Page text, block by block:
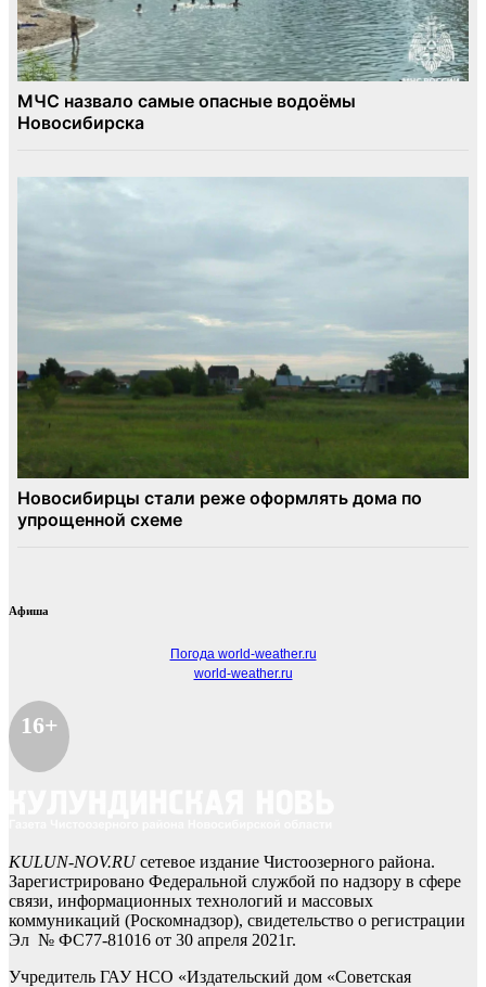
Афиша
Погода world-weather.ru
world-weather.ru
16+
KULUN-NOV.RUсетевое издание Чистоозерного района.
Зарегистрировано Федеральной службой по надзору в сфере
связи, информационных технологий и массовых
коммуникаций (Роскомнадзор), свидетельство о регистрации
Эл № ФС77-81016 от 30 апреля 2021г.
Учредитель ГАУ НСО «Издательский дом «Советская